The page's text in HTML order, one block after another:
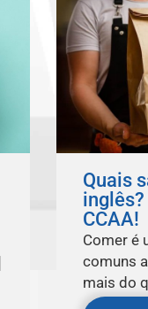
Quais
CCAA!
Comer é
comuns
mais do